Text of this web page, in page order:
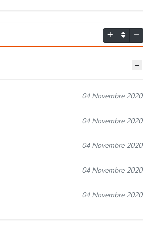
04 Novembre 2020
04 Novembre 2020
04 Novembre 2020
04 Novembre 2020
04 Novembre 2020